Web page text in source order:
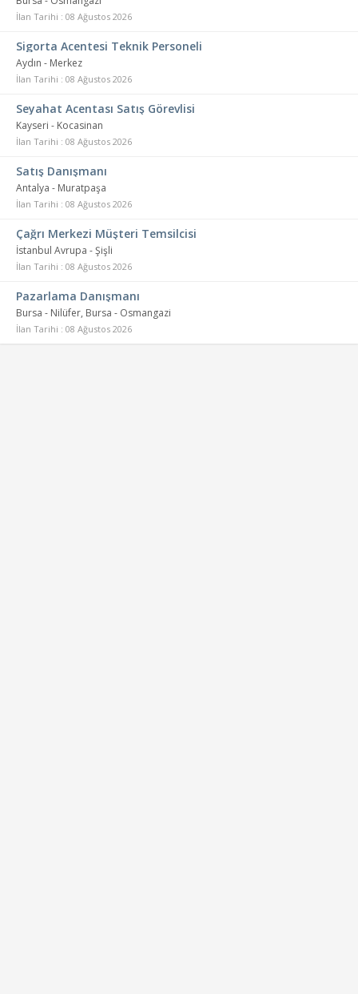
İlan Tarihi : 08 Ağustos 2026
Sigorta Acentesi Teknik Personeli
Aydın - Merkez
İlan Tarihi : 08 Ağustos 2026
Seyahat Acentası Satış Görevlisi
Kayseri - Kocasinan
İlan Tarihi : 08 Ağustos 2026
Satış Danışmanı
Antalya - Muratpaşa
İlan Tarihi : 08 Ağustos 2026
Çağrı Merkezi Müşteri Temsilcisi
İstanbul Avrupa - Şişli
İlan Tarihi : 08 Ağustos 2026
Pazarlama Danışmanı
Bursa - Nilüfer, Bursa - Osmangazi
İlan Tarihi : 08 Ağustos 2026